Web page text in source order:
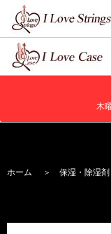
木
ホーム ＞ 保湿・除湿剤